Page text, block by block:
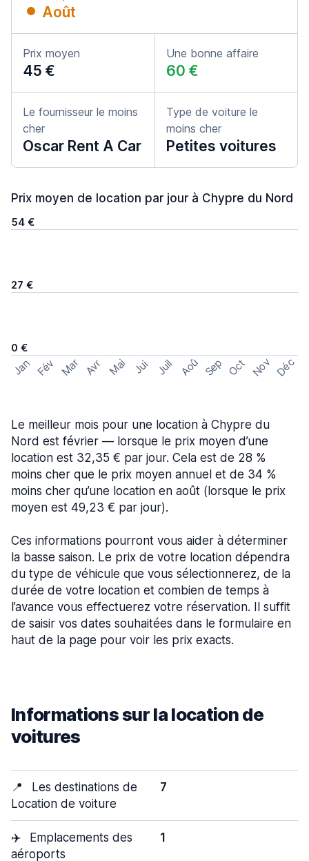
Août
Prix moyen
45 €
Une bonne affaire
60 €
Le fournisseur le moins
cher
Oscar Rent A Car
Type de voiture le
moins cher
Petites voitures
Prix moyen de location par jour à Chypre du Nord
54 €
27 €
0 €
Jan Fév Mar Avr Mai Jui Juil Aoû Sep Oct Nov Déc
Le meilleur mois pour une location à Chypre du
Nord est février — lorsque le prix moyen d’une
location est 32,35 € par jour. Cela est de 28 %
moins cher que le prix moyen annuel et de 34 %
moins cher qu’une location en août (lorsque le prix
moyen est 49,23 € par jour).
Ces informations pourront vous aider à déterminer
la basse saison. Le prix de votre location dépendra
du type de véhicule que vous sélectionnerez, de la
durée de votre location et combien de temps à
l’avance vous effectuerez votre réservation. Il suffit
de saisir vos dates souhaitées dans le formulaire en
haut de la page pour voir les prix exacts.
Informations sur la location de
voitures
📍
Les destinations de
Location de voiture
7
✈️
Emplacements des
aéroports
1